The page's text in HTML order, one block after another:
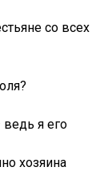
со всех
я его
хозяина